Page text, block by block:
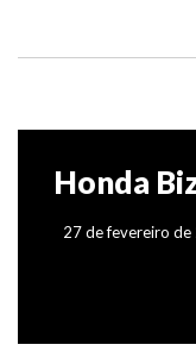
Honda
27 de fevereiro de